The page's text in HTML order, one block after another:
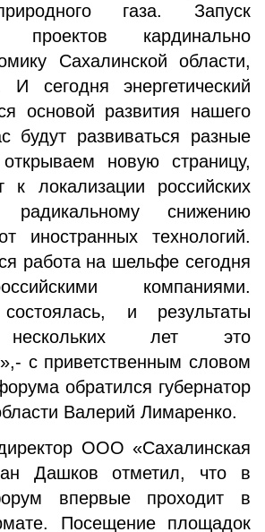
газа. Запуск
проектов кардинально
Сахалинской области,
сегодня энергетический
основой развития нашего
будут развиваться разные
новую страницу,
к локализации российских
снижению
иностранных технологий.
работа на шельфе сегодня
компаниями.
и результаты
нескольких лет это
с приветственным словом
обратился губернатор
Валерий Лимаренко.
ООО «Сахалинская
Дашков отметил, что в
впервые проходит в
Посещение площадок